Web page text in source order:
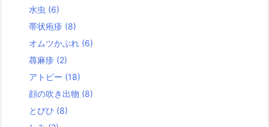
水虫 (6)
帯状疱疹 (8)
オムツかぶれ (6)
蕁麻疹 (2)
アトピー (18)
顔の吹き出物 (8)
とびひ (8)